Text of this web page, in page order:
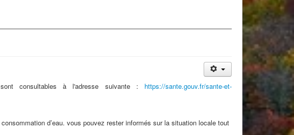
consultables à l'adresse suivante : https://sante.gouv.fr/sante-et-
d’eau. vous pouvez rester informés sur la situation locale tout